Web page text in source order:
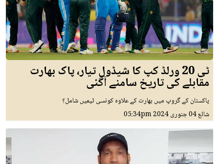
ٹی 20 ورلڈ کپ کا شیڈول تیار، پاک بھارت
مقابلے کی تاریخ سامنے آگئی
پاکستان کے گروپ میں بھارت کے علاوہ کونسی ٹیمیں شامل؟
شائع04 جنوری 2024 05:34pm